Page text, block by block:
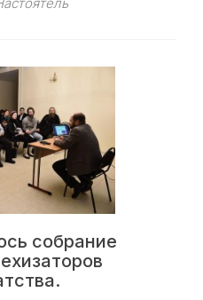
собрание